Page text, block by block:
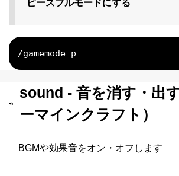
ピースフルモードにする
/gamemode p
sound - 音を消す・出
ーマインクラフト）
BGMや効果音をオン・オフします